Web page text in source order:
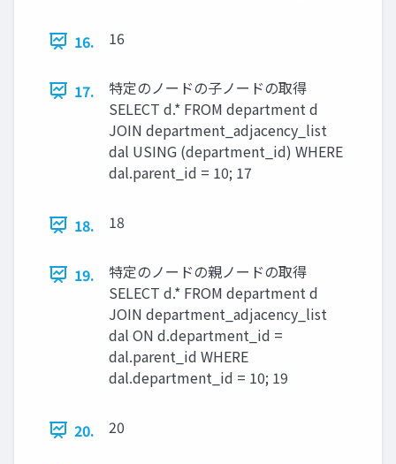
16. 16
17.
特定のノードの子ノードの取得
SELECT d.* FROM department d
JOIN department_adjacency_list
dal USING (department_id) WHERE
dal.parent_id = 10; 17
18. 18
19.
特定のノードの親ノードの取得
SELECT d.* FROM department d
JOIN department_adjacency_list
dal ON d.department_id =
dal.parent_id WHERE
dal.department_id = 10; 19
20. 20